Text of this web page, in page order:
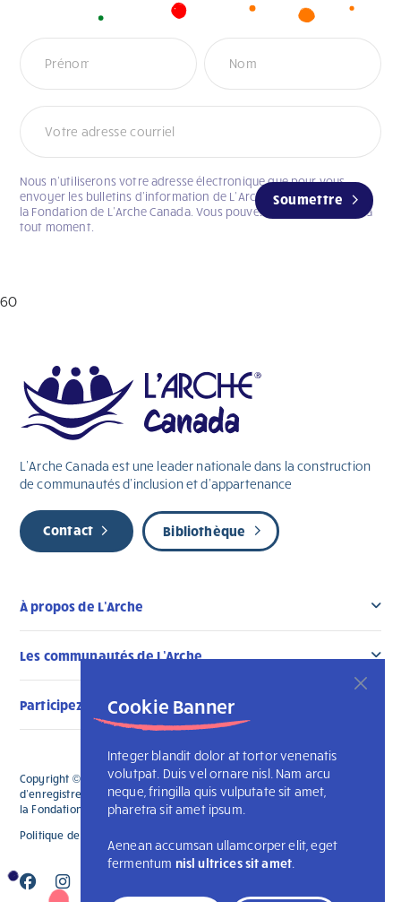
Cookie Banner
Integer blandit dolor at tortor venenatis
volutpat. Duis vel ornare nisl. Nam arcu
neque, fringilla quis vulputate sit amet,
pharetra sit amet ipsum.
Aenean accumsan ullamcorper elit, eget
fermentum nisl ultrices sit amet.
Newsletter
Soumettre
Nous n’utiliserons votre adresse électronique que pour vous
envoyer les bulletins d’information de L’Arche Canada et celui de
la Fondation de L’Arche Canada. Vous pouvez vous désabonner à
tout moment.
60
L’Arche Canada est une leader nationale dans la construction
de communautés d’inclusion et d’appartenance
Contact Bibliothèque
À propos de L’Arche
Les communautés de L’Arche
Participez au changement
Copyright © 2026 L'Arche Canada. Tous droits réservés. Le numéro
d'enregistrement de L'Arche Canada est le 136019122RR0001 et celui de
la Fondation L'Arche Canada est le 88990 9719 RR0001
Politique de confidentialité